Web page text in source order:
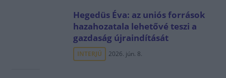
Hegedüs Éva: az uniós források
hazahozatala lehetővé teszi a
gazdaság újraindítását
INTERJÚ 2026. jún. 8.